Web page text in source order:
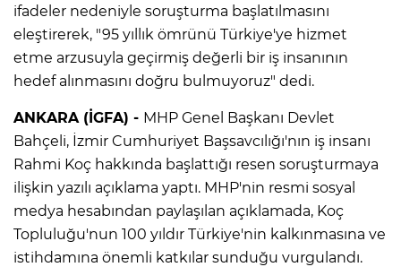
ifadeler nedeniyle soruşturma başlatılmasını
eleştirerek, "95 yıllık ömrünü Türkiye'ye hizmet
etme arzusuyla geçirmiş değerli bir iş insanının
hedef alınmasını doğru bulmuyoruz" dedi.
ANKARA (İGFA) - MHP Genel Başkanı Devlet
Bahçeli, İzmir Cumhuriyet Başsavcılığı'nın iş insanı
Rahmi Koç hakkında başlattığı resen soruşturmaya
ilişkin yazılı açıklama yaptı. MHP'nin resmi sosyal
medya hesabından paylaşılan açıklamada, Koç
Topluluğu'nun 100 yıldır Türkiye'nin kalkınmasına ve
istihdamına önemli katkılar sunduğu vurgulandı.